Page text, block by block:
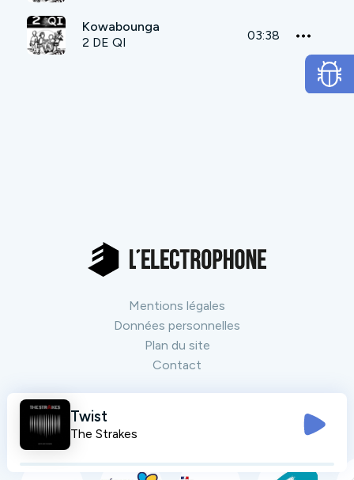
Kowabounga
2 DE QI
03:38
Mentions légales
Données personnelles
Plan du site
Contact
Nos partenaires Tout voir
Twist
The Strakes